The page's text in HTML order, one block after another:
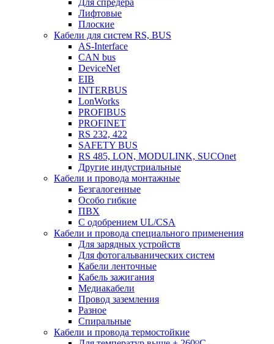
Лифтовые
Плоские
Кабели для систем RS, BUS
AS-Interface
CAN bus
DeviceNet
EIB
INTERBUS
LonWorks
PROFIBUS
PROFINET
RS 232, 422
SAFETY BUS
RS 485, LON, MODULINK, SUCOnet
Другие индустриальные
Кабели и провода монтажные
Безгалогенные
Особо гибкие
ПВХ
С одобрением UL/CSA
Кабели и провода специального применения
Для зарядных устройств
Для фотогальванических систем
Кабели ленточные
Кабель зажигания
Медиакабели
Провод заземления
Разное
Спиральные
Кабели и провода термостойкие